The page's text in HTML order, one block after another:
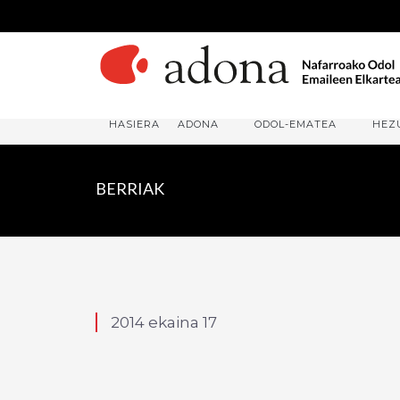
HASIERA ADONA ODOL-EMATEA
BERRIAK
2014 ekaina 17